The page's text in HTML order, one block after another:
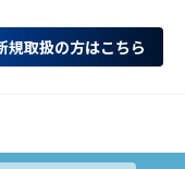
規取扱の方はこちら